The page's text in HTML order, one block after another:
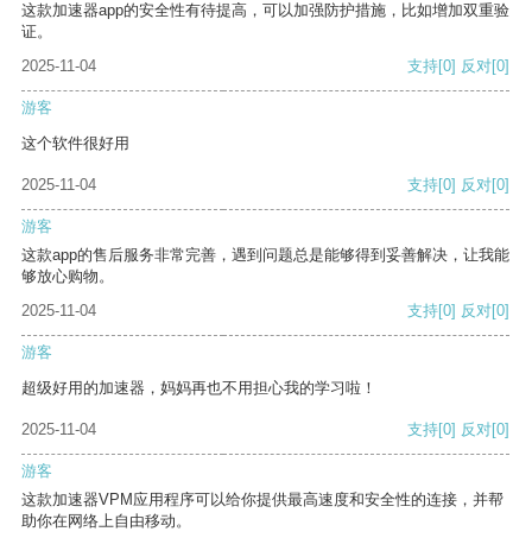
这款加速器app的安全性有待提高，可以加强防护措施，比如增加双重验
证。
2025-11-04
支持[0] 反对[0]
游客
这个软件很好用
2025-11-04 支持[0] 反对[0]
游客
这款app的售后服务非常完善，遇到问题总是能够得到妥善解决，让我能
够放心购物。
2025-11-04
支持[0] 反对[0]
游客
超级好用的加速器，妈妈再也不用担心我的学习啦！
2025-11-04 支持[0] 反对[0]
游客
这款加速器VPM应用程序可以给你提供最高速度和安全性的连接，并帮
助你在网络上自由移动。